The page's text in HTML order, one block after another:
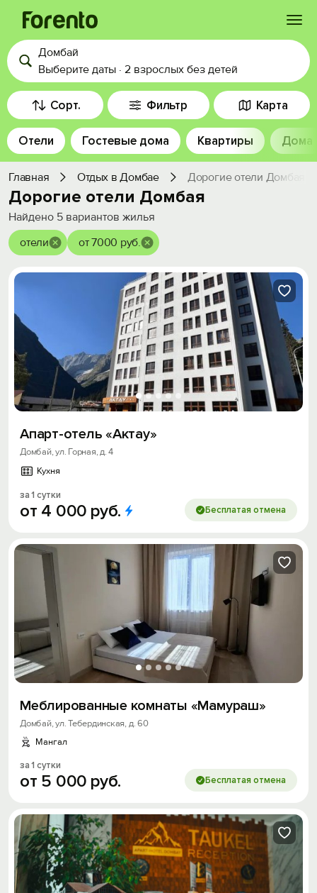
Войти
Избранное
История просмотра
Добавить свой объект
Домбай
Выберите даты · 2 взрослых без детей
Сорт. Фильтр Карта
Отели Гостевые дома Квартиры Дома
Главная Отдых в Домбае Дорогие отели Домбая
Дорогие отели Домбая
Найдено 5 вариантов жилья
отели
от 7000 руб.
Апарт-отель «Актау»
Домбай, ул. Горная, д. 4
Кухня
за 1 сутки
от 4 000 руб. Бесплатая отмена
Меблированные комнаты «Мамураш»
Домбай, ул. Тебердинская, д. 60
Мангал
за 1 сутки
от 5 000 руб. Бесплатая отмена